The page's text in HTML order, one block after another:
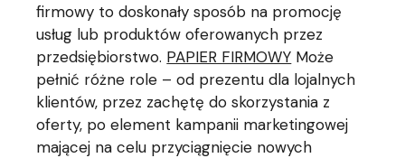
firmowy to doskonały sposób na promocję
usług lub produktów oferowanych przez
przedsiębiorstwo. PAPIER FIRMOWY Może
pełnić różne role – od prezentu dla lojalnych
klientów, przez zachętę do skorzystania z
oferty, po element kampanii marketingowej
mającej na celu przyciągnięcie nowych